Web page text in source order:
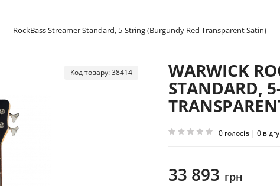
RockBass Streamer Standard, 5-String (Burgundy Red Transparent Satin)
Код товару: 38414 WARWICK
STANDARD,
0 голосів | 0
33 893 грн